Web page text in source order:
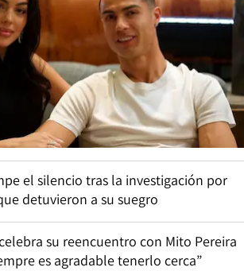
el silencio tras la investigación por
detuvieron a su suegro
su reencuentro con Mito Pereira
es agradable tenerlo cerca”